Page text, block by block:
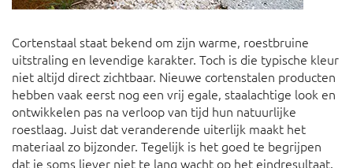
Cortenstaal staat bekend om zijn warme, roestbruine
uitstraling en levendige karakter. Toch is die typische kleur
niet altijd direct zichtbaar. Nieuwe cortenstalen producten
hebben vaak eerst nog een vrij egale, staalachtige look en
ontwikkelen pas na verloop van tijd hun natuurlijke
roestlaag. Juist dat veranderende uiterlijk maakt het
materiaal zo bijzonder. Tegelijk is het goed te begrijpen
dat je soms liever niet te lang wacht op het eindresultaat.